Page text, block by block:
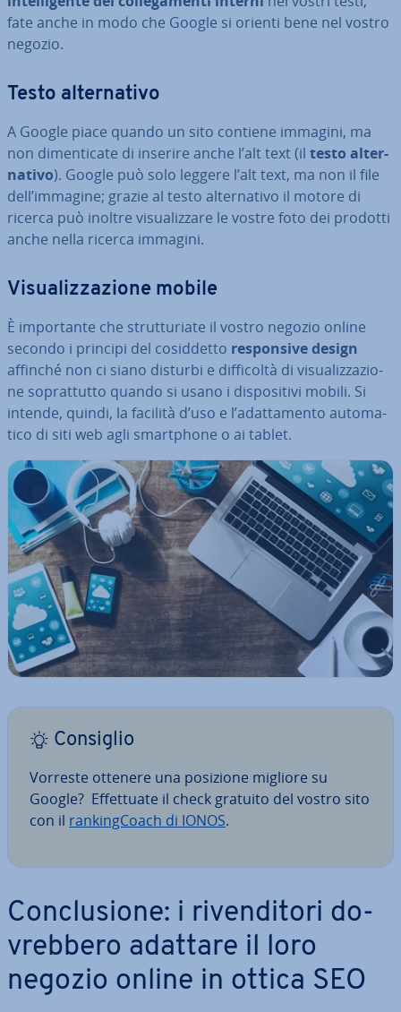
fate anche in modo che Google si orienti bene nel vostro
negozio.
Testo al­ter­na­ti­vo
A Google piace quando un sito contiene immagini, ma
non di­men­ti­ca­te di inserire anche l’alt text (il testo al­ter­
na­ti­vo). Google può solo leggere l’alt text, ma non il file
dell’immagine; grazie al testo al­ter­na­ti­vo il motore di
ricerca può inoltre vi­sua­liz­za­re le vostre foto dei prodotti
anche nella ricerca immagini.
Vi­sua­liz­za­zio­ne mobile
È im­por­tan­te che strut­tu­ria­te il vostro negozio online
secondo i principi del co­sid­det­to re­spon­si­ve design
affinché non ci siano disturbi e dif­fi­col­tà di vi­sua­liz­za­zio­
ne so­prat­tut­to quando si usano i di­spo­si­ti­vi mobili. Si
intende, quindi, la facilità d’uso e l’adat­ta­men­to au­to­ma­
ti­co di siti web agli smart­pho­ne o ai tablet.
Consiglio
Vorreste ottenere una posizione migliore su
Google? Ef­fet­tua­te il check gratuito del vostro sito
con il ran­kin­g­Coach di IONOS.
Con­clu­sio­ne: i ri­ven­di­to­ri do­
vreb­be­ro adattare il loro
negozio online in ottica SEO